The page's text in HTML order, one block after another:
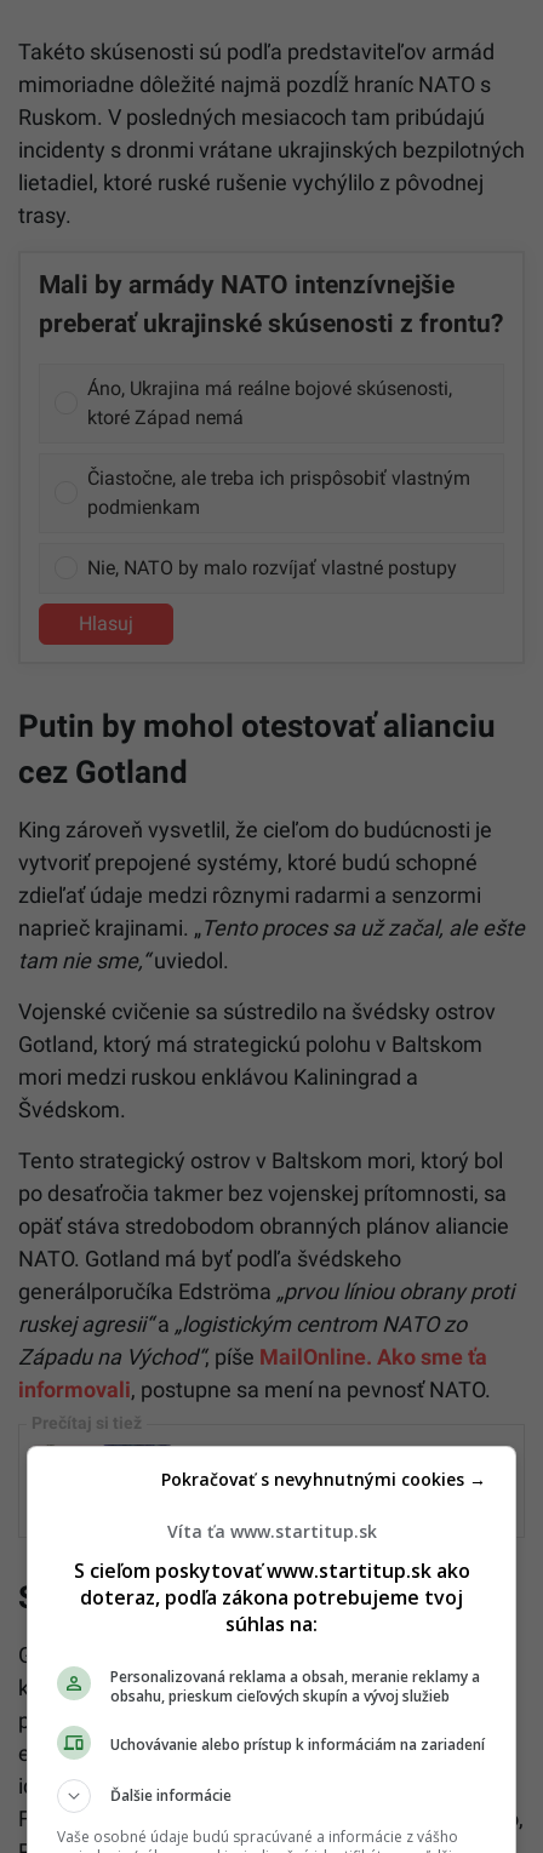
Takéto skúsenosti sú podľa predstaviteľov armád
mimoriadne dôležité najmä pozdĺž hraníc NATO s
Ruskom. V posledných mesiacoch tam pribúdajú
incidenty s dronmi vrátane ukrajinských bezpilotných
lietadiel, ktoré ruské rušenie vychýlilo z pôvodnej
trasy.
Mali by armády NATO intenzívnejšie
preberať ukrajinské skúsenosti z frontu?
Áno, Ukrajina má reálne bojové skúsenosti,
ktoré Západ nemá
Čiastočne, ale treba ich prispôsobiť vlastným
podmienkam
Nie, NATO by malo rozvíjať vlastné postupy
Hlasuj
Putin by mohol otestovať alianciu
cez Gotland
King zároveň vysvetlil, že cieľom do budúcnosti je
vytvoriť prepojené systémy, ktoré budú schopné
zdieľať údaje medzi rôznymi radarmi a senzormi
naprieč krajinami. „Tento proces sa už začal, ale ešte
tam nie sme,“uviedol.
Vojenské cvičenie sa sústredilo na švédsky ostrov
Gotland, ktorý má strategickú polohu v Baltskom
mori medzi ruskou enklávou Kaliningrad a
Švédskom.
Tento strategický ostrov v Baltskom mori, ktorý bol
po desaťročia takmer bez vojenskej prítomnosti, sa
opäť stáva stredobodom obranných plánov aliancie
NATO. Gotland má byť podľa švédskeho
generálporučíka Edströma „prvou líniou obrany proti
ruskej agresii“a „logistickým centrom NATO zo
Západu na Východ“, píše MailOnline. Ako sme ťa
informovali, postupne sa mení na pevnosť NATO.
pevnosť NATO. Je pripravený odraziť
Strategická poloha
Gotland leží uprostred Baltského mora, približne 96
kilometrov od švédskej pevniny, 136 kilometrov od
pobaltských štátov a 299 kilometrov od ruskej
exklávy Kaliningrad. Región Baltského mora, pokiaľ
ide o krajiny hraničiace s morom, zahŕňa Švédsko,
Fínsko, Dánsko, Lotyšsko, Litvu, Estónsko, Nemecko,
Víta ťa www.startitup.sk
S cieľom poskytovať www.startitup.sk ako
doteraz, podľa zákona potrebujeme tvoj
súhlas na:
Personalizovaná reklama a obsah, meranie reklamy a
obsahu, prieskum cieľových skupín a vývoj služieb
Uchovávanie alebo prístup k informáciám na zariadení
Ďalšie informácie
Vaše osobné údaje budú spracúvané a informácie z vášho
Pokračovať s nevyhnutnými cookies →